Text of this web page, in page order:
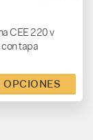
CEE 220 v
tapa
OPCIONES